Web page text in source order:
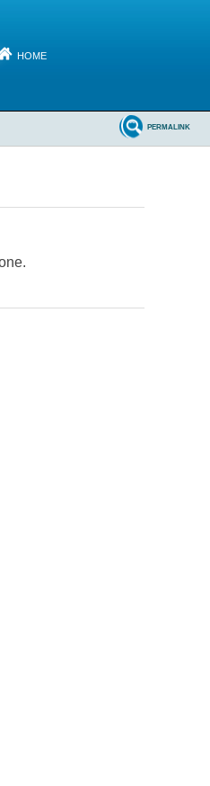
HOME
PERMALINK